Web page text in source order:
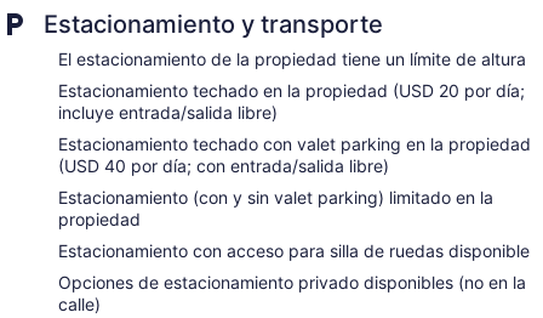
Servicios de concierge
Tienda de regalos o puesto de periódicos
Servicio de salón de belleza
Cajero automático o servicios bancarios
Tiendas en la propiedad
Botones
Elevador
Áreas designadas para fumadores
Bar junto a la alberca
Luxor Hotel and Casino tiene 4397 opciones de hospedaje
Estacionamiento y transporte
El estacionamiento de la propiedad tiene un límite de altura
Estacionamiento techado en la propiedad (USD 20 por día;
incluye entrada/salida libre)
Estacionamiento techado con valet parking en la propiedad
(USD 40 por día; con entrada/salida libre)
Estacionamiento (con y sin valet parking) limitado en la
propiedad
Estacionamiento con acceso para silla de ruedas disponible
Opciones de estacionamiento privado disponibles (no en la
calle)